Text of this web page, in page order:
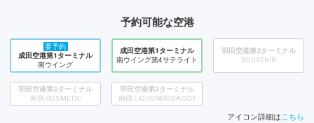
予約可能な空港
要予約
成田空港第1ターミナル
南ウイング
成田空港第1ターミナル
南ウイング第4サテライト
羽田空港第2ターミナル
SOUVENIR
羽田空港第3ターミナル
南側 COSMETIC
羽田空港第3ターミナル
南側 LIQUOR&TOBACCO
アイコン詳細はこちら